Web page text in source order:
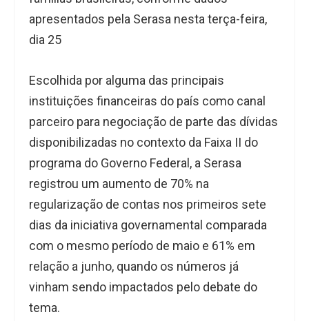
apresentados pela Serasa nesta terça-feira,
dia 25
Escolhida por alguma das principais
instituições financeiras do país como canal
parceiro para negociação de parte das dívidas
disponibilizadas no contexto da Faixa II do
programa do Governo Federal, a Serasa
registrou um aumento de 70% na
regularização de contas nos primeiros sete
dias da iniciativa governamental comparada
com o mesmo período de maio e 61% em
relação a junho, quando os números já
vinham sendo impactados pelo debate do
tema.